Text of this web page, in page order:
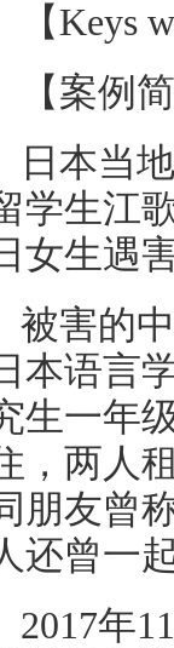
【Keys
【案例
日本当
学生江
女生遇
被害的
本语言
生一年
，两人
朋友曾
还曾一
2017年